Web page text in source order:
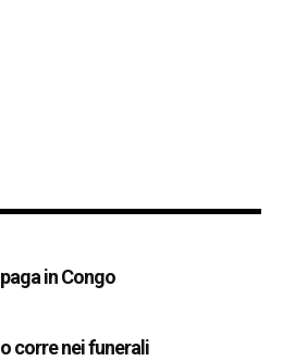
in Congo
corre nei funerali